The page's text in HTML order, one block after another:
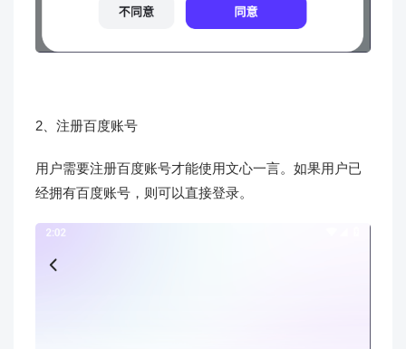
2、注册百度账号
用户需要注册百度账号才能使用文心一言。如果用户已
经拥有百度账号，则可以直接登录。